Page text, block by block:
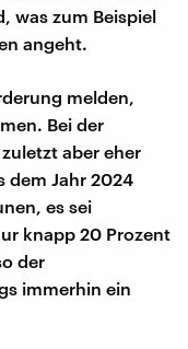
was zum Beispiel
angeht.
melden,
Bei der
aber eher
dem Jahr 2024
es sei
knapp 20 Prozent
der
immerhin ein